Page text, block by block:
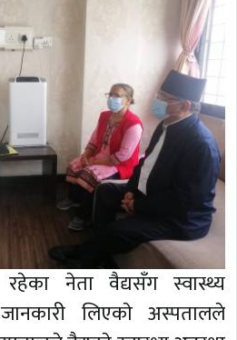
नेता वैद्यसँग स्वास्थ्य
लिएकाे अस्पतालले